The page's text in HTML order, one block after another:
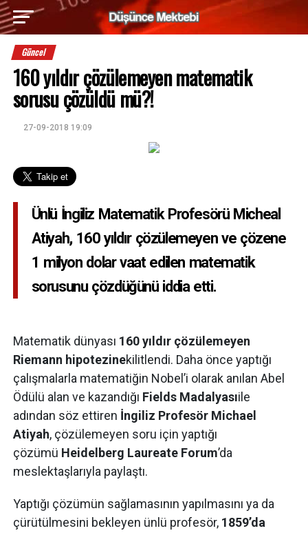
Güncel
160 yıldır çözülemeyen matematik
sorusu çözüldü mü?!
27-09-2018 19:09
Ünlü İngiliz Matematik Profesörü Micheal
Atiyah, 160 yıldır çözülemeyen ve çözene
1 milyon dolar vaat edilen matematik
sorusunu çözdüğünü iddia etti.
Matematik dünyası 160 yıldır çözülemeyen
Riemann hipotezinekilitlendi. Daha önce yaptığı
çalışmalarla matematiğin Nobel’i olarak anılan Abel
Ödülü alan ve kazandığı Fields Madalyasıile
adından söz ettiren İngiliz Profesör Michael
Atiyah, çözülemeyen soru için yaptığı
çözümü Heidelberg Laureate Forum’da
meslektaşlarıyla paylaştı.
Yaptığı çözümün sağlamasının yapılmasını ya da
çürütülmesini bekleyen ünlü profesör, 1859’da